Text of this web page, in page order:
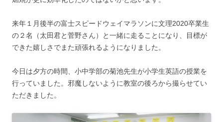
来年１月後半の富士スピードウェイマラソンに文理2020卒業生
の２名（太田君と菅野さん）と一緒に走ることになり、目標が
できた嬉しさでまた頑張れるようになりました。
今日は夕方の時間、小中学部の菊池先生が小学生英語の授業を
行っていました。邪魔しないように教室の後ろから撮らせてい
ただきました。